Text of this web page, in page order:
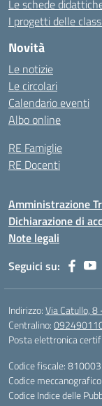
Le schede
I progetti delle classi
Novità
Le notizie
Le circolari
Calendario eventi
Albo online
RE Famiglie
RE Docenti
Amministrazione
Dichiarazione di
Note legali
Seguici su:
Indirizzo:Via Catullo, 8
Centralino:
Posta elettronica
Codice fiscale:
Codice meccanografico:
Codice Indice delle